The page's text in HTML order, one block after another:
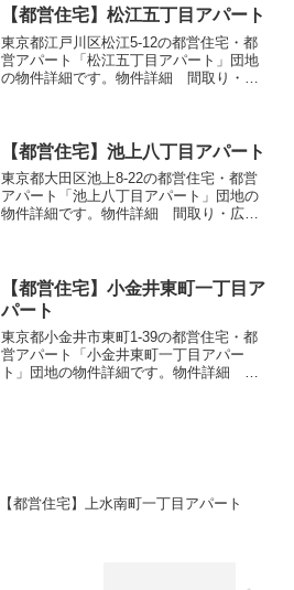
3DK広さ・面積33-46㎡建設年度築年数
1968...
【都営住宅】松江五丁目アパート
東京都江戸川区松江5-12の都営住宅・都
営アパート「松江五丁目アパート」団地
の物件詳細です。物件詳細 間取り・広
2011...
【都営住宅】池上八丁目アパート
東京都大田区池上8-22の都営住宅・都営
アパート「池上八丁目アパート」団地の
物件詳細です。物件詳細 間取り・広さ
通...
【都営住宅】小金井東町一丁目ア
パート
東京都小金井市東町1-39の都営住宅・都
営アパート「小金井東町一丁目アパー
ト」団地の物件詳細です。物件詳細 間
【都営住宅】上水南町一丁目アパート